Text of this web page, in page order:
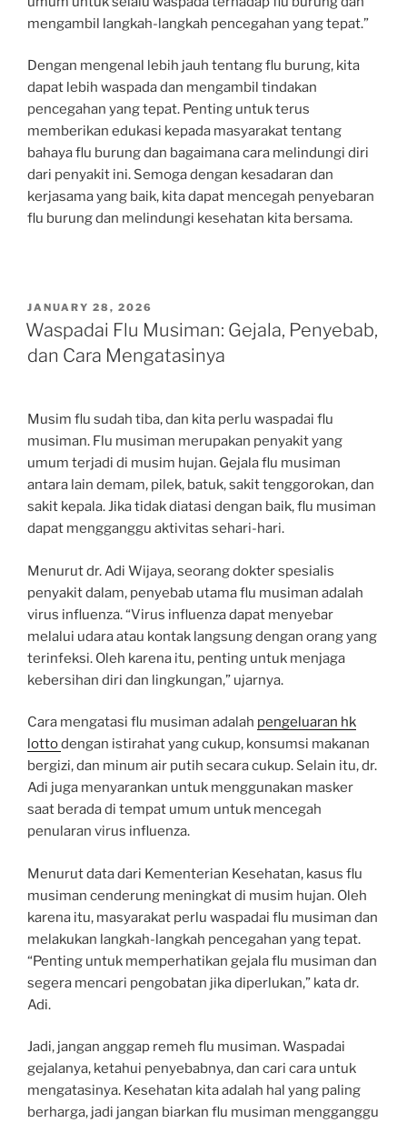
mengambil langkah-langkah pencegahan yang tepat.”
Dengan mengenal lebih jauh tentang flu burung, kita
dapat lebih waspada dan mengambil tindakan
pencegahan yang tepat. Penting untuk terus
memberikan edukasi kepada masyarakat tentang
bahaya flu burung dan bagaimana cara melindungi diri
dari penyakit ini. Semoga dengan kesadaran dan
kerjasama yang baik, kita dapat mencegah penyebaran
flu burung dan melindungi kesehatan kita bersama.
POSTED
ON
JANUARY 28, 2026
Waspadai Flu Musiman: Gejala, Penyebab,
dan Cara Mengatasinya
Musim flu sudah tiba, dan kita perlu waspadai flu
musiman. Flu musiman merupakan penyakit yang
umum terjadi di musim hujan. Gejala flu musiman
antara lain demam, pilek, batuk, sakit tenggorokan, dan
sakit kepala. Jika tidak diatasi dengan baik, flu musiman
dapat mengganggu aktivitas sehari-hari.
Menurut dr. Adi Wijaya, seorang dokter spesialis
penyakit dalam, penyebab utama flu musiman adalah
virus influenza. “Virus influenza dapat menyebar
melalui udara atau kontak langsung dengan orang yang
terinfeksi. Oleh karena itu, penting untuk menjaga
kebersihan diri dan lingkungan,” ujarnya.
Cara mengatasi flu musiman adalah pengeluaran hk
lottodengan istirahat yang cukup, konsumsi makanan
bergizi, dan minum air putih secara cukup. Selain itu, dr.
Adi juga menyarankan untuk menggunakan masker
saat berada di tempat umum untuk mencegah
penularan virus influenza.
Menurut data dari Kementerian Kesehatan, kasus flu
musiman cenderung meningkat di musim hujan. Oleh
karena itu, masyarakat perlu waspadai flu musiman dan
melakukan langkah-langkah pencegahan yang tepat.
“Penting untuk memperhatikan gejala flu musiman dan
segera mencari pengobatan jika diperlukan,” kata dr.
Adi.
Jadi, jangan anggap remeh flu musiman. Waspadai
gejalanya, ketahui penyebabnya, dan cari cara untuk
mengatasinya. Kesehatan kita adalah hal yang paling
berharga, jadi jangan biarkan flu musiman mengganggu